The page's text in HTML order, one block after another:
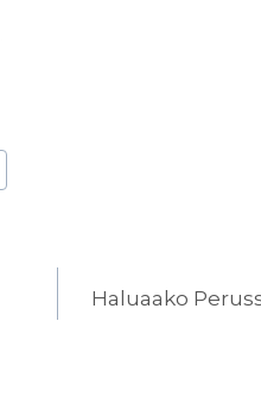
Haluaako